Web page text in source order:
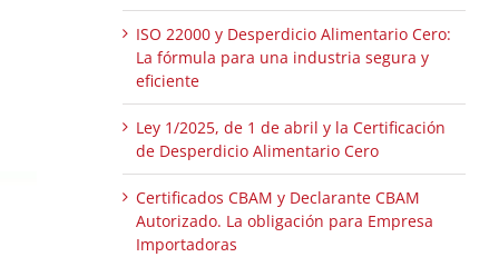
ISO 22000 y Desperdicio Alimentario Cero:
La fórmula para una industria segura y
eficiente
Ley 1/2025, de 1 de abril y la Certificación
de Desperdicio Alimentario Cero
Certificados CBAM y Declarante CBAM
Autorizado. La obligación para Empresa
Importadoras